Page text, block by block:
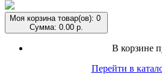
Моя корзина товар(ов): 0
Сумма: 0.00 р.
В корзине
Перейти в